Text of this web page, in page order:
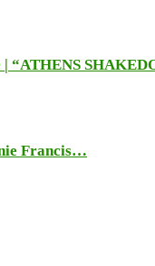
“ATHENS
Francis…